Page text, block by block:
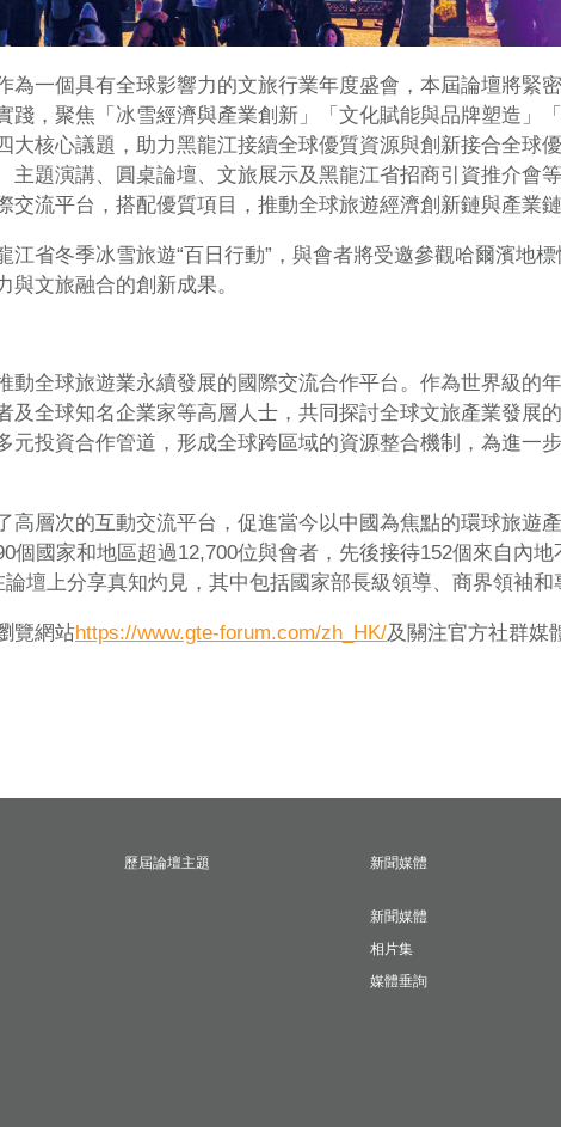
為一個具有全球影響力的文旅行業年度盛會，本屆論壇將緊
踐，聚焦「冰雪經濟與產業創新」「文化賦能與品牌塑造」
大核心議題，助力黑龍江接續全球優質資源與創新​​接合全球
主題演講、圓桌論壇、文旅展示及黑龍江省招商引資推介會
交流平台，搭配優質項目，推動全球旅遊經濟創新鏈與產業鏈
江省冬季冰雪旅遊“百日行動”，與會者將受邀參觀哈爾濱地
文旅融合的創新成果。
動全球旅遊業永續發展的國際交流合作平台。作為世界級的
及全球知名企業家等高層人士，共同探討全球文旅產業發展
元投資合作管道，形成全球跨區域的資源整合機制，為進一
高層次的互動交流平台，促進當今以中國為焦點的環球旅遊
個國家和地區超過12,700位與會者，先後接待152個來自內
壇上分享真知灼見，其中包括國家部長級領導、商界領袖和
覽網站https://www.gte-forum.com/zh_HK/及關注官方社群媒
歷屆論壇主題 新聞媒體
新聞媒體
相片集
媒體垂詢